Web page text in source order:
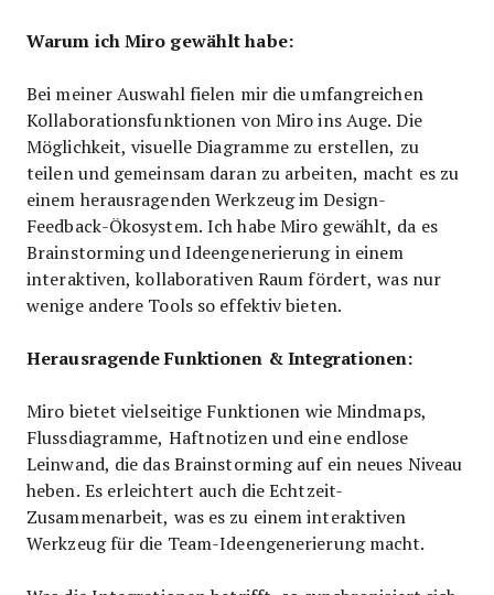
Warum ich Miro gewählt habe:
Bei meiner Auswahl fielen mir die umfangreichen
Kollaborationsfunktionen von Miro ins Auge. Die
Möglichkeit, visuelle Diagramme zu erstellen, zu
teilen und gemeinsam daran zu arbeiten, macht es zu
einem herausragenden Werkzeug im Design-
Feedback-Ökosystem. Ich habe Miro gewählt, da es
Brainstorming und Ideengenerierung in einem
interaktiven, kollaborativen Raum fördert, was nur
wenige andere Tools so effektiv bieten.
Herausragende Funktionen & Integrationen:
Miro bietet vielseitige Funktionen wie Mindmaps,
Flussdiagramme, Haftnotizen und eine endlose
Leinwand, die das Brainstorming auf ein neues Niveau
heben. Es erleichtert auch die Echtzeit-
Zusammenarbeit, was es zu einem interaktiven
Werkzeug für die Team-Ideengenerierung macht.